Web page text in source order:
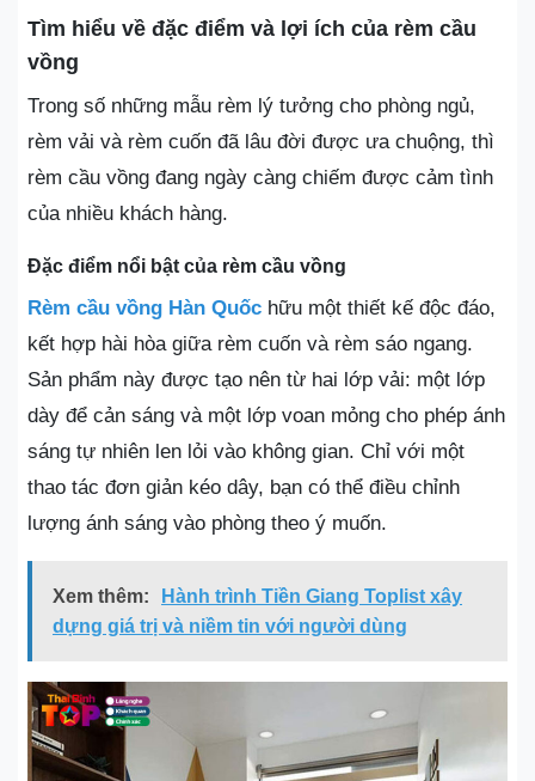
Tìm hiểu về đặc điểm và lợi ích của rèm cầu
vồng
Trong số những mẫu rèm lý tưởng cho phòng ngủ,
rèm vải và rèm cuốn đã lâu đời được ưa chuộng, thì
rèm cầu vồng đang ngày càng chiếm được cảm tình
của nhiều khách hàng.
Đặc điểm nổi bật của rèm cầu vồng
Rèm cầu vồng Hàn Quốc hữu một thiết kế độc đáo,
kết hợp hài hòa giữa rèm cuốn và rèm sáo ngang.
Sản phẩm này được tạo nên từ hai lớp vải: một lớp
dày để cản sáng và một lớp voan mỏng cho phép ánh
sáng tự nhiên len lỏi vào không gian. Chỉ với một
thao tác đơn giản kéo dây, bạn có thể điều chỉnh
lượng ánh sáng vào phòng theo ý muốn.
Xem thêm:
Hành trình Tiền Giang Toplist xây
dựng giá trị và niềm tin với người dùng